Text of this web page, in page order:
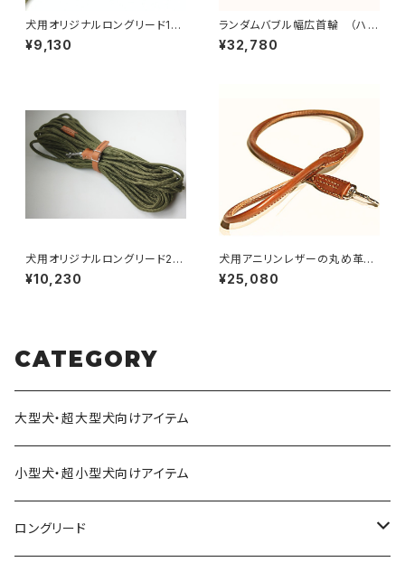
犬用オリジナルロングリード15
m（中型犬・大型犬・超大型犬向
け）【受注製作】LOVE&PEACE
¥9,130
ランダムバブル幅広首輪 （ハン
ドメイドヌメ革首輪）首周りサイ
ズ60〜69cmまで 【受注製
¥32,780
犬用オリジナルロングリード20
m（中型犬・大型犬・超大型犬向
け）【受注製作】LOVE&PEACE
¥10,230
犬用アニリンレザーの丸め革プ
レーンリード90cm 【受注製
作】LOVE&PEACE&DOGSオリ
¥25,080
CATEGORY
大型犬・超大型犬向けアイテム
小型犬・超小型犬向けアイテム
ロングリード